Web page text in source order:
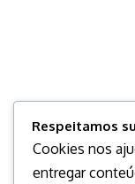
Respeitamos
Cookies nos
entregar